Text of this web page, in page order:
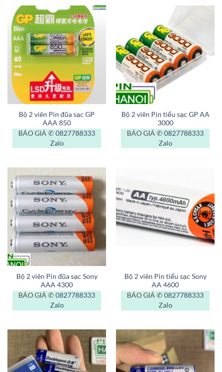
Bộ 2 viên Pin đũa sạc GP
AAA 850
BÁO GIÁ ✆ 0827788333
Zalo
Bộ 2 viên Pin tiểu sạc GP AA
3000
BÁO GIÁ ✆ 0827788333
Zalo
Bộ 2 viên Pin đũa sạc Sony
AAA 4300
BÁO GIÁ ✆ 0827788333
Zalo
Bộ 2 viên Pin tiểu sạc Sony
AA 4600
BÁO GIÁ ✆ 0827788333
Zalo